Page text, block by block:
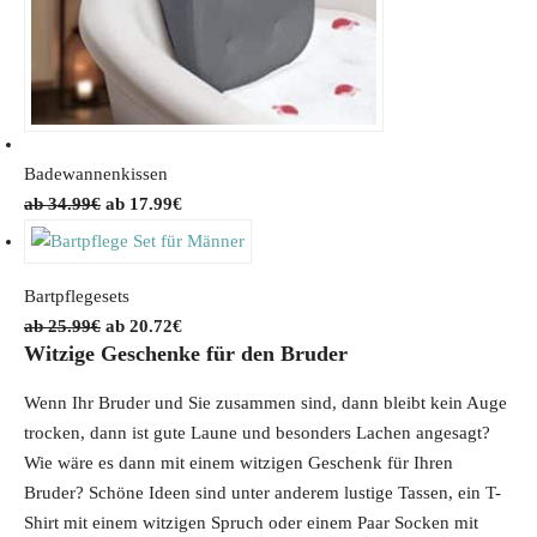
Badewannenkissen
34.99€ O
g
i
n
l
p
r
i
c
17.99€C
u
e
n
p
r
i
c
e
Bartpflegesets
25.99€ O
r
g
i
n
a
20.72€C
u
r
e
n
t
Witzige Geschenke für den Bruder
Wenn Ihr Bruder und Sie zusammen sind, dann bleibt kein Auge
trocken, dann ist gute Laune und besonders Lachen angesagt?
Wie wäre es dann mit einem witzigen Geschenk für Ihren
Bruder? Schöne Ideen sind unter anderem lustige Tassen, ein T-
Shirt mit einem witzigen Spruch oder einem Paar Socken mit